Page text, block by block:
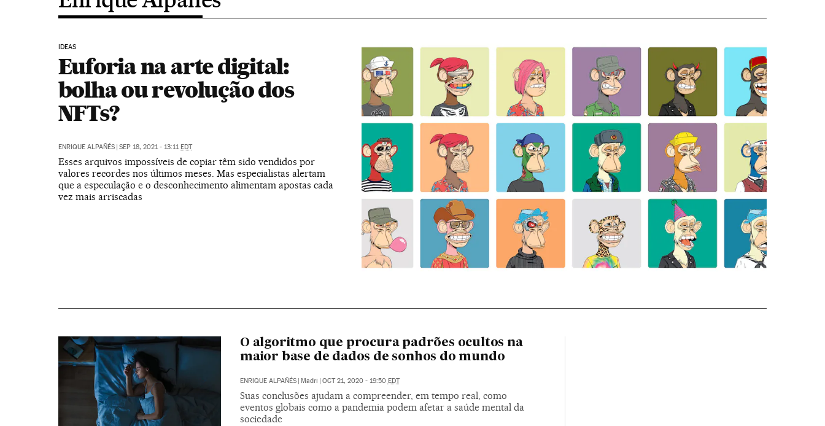
IDEAS
Euforia na arte digital:
bolha ou revolução dos
NFTs?
ENRIQUE ALPAÑÉS | SEP 18, 2021 - 13:11EDT
Esses arquivos impossíveis de copiar têm sido vendidos por
valores recordes nos últimos meses. Mas especialistas alertam
que a especulação e o desconhecimento alimentam apostas cada
vez mais arriscadas
O algoritmo que procura padrões ocultos na
maior base de dados de sonhos do mundo
ENRIQUE ALPAÑÉS | Madri | OCT 21, 2020 - 19:50 EDT
Suas conclusões ajudam a compreender, em tempo real, como
eventos globais como a pandemia podem afetar a saúde mental da
sociedade